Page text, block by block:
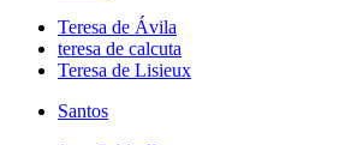
Teresa de Ávila
teresa de calcuta
Teresa de Lisieux
Santos